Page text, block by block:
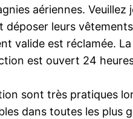
aériennes.
leurs vêtements
valide est réclamée.
est ouvert 24
sont très pratiques
dans toutes les plus